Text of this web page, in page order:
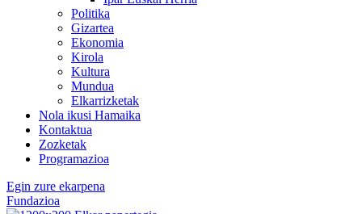
Politika
Gizartea
Ekonomia
Kirola
Kultura
Mundua
Elkarrizketak
Nola ikusi Hamaika
Kontaktua
Zozketak
Programazioa
Egin zure ekarpena
Fundazioa